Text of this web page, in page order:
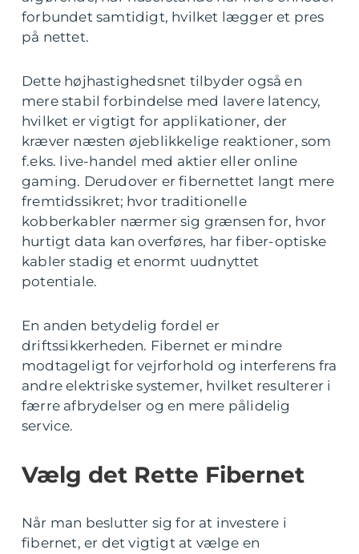
forbundet samtidigt, hvilket lægger et pres
på nettet.
Dette højhastighedsnet tilbyder også en
mere stabil forbindelse med lavere latency,
hvilket er vigtigt for applikationer, der
kræver næsten øjeblikkelige reaktioner, som
f.eks. live-handel med aktier eller online
gaming. Derudover er fibernettet langt mere
fremtidssikret; hvor traditionelle
kobberkabler nærmer sig grænsen for, hvor
hurtigt data kan overføres, har fiber-optiske
kabler stadig et enormt uudnyttet
potentiale.
En anden betydelig fordel er
driftssikkerheden. Fibernet er mindre
modtageligt for vejrforhold og interferens fra
andre elektriske systemer, hvilket resulterer i
færre afbrydelser og en mere pålidelig
service.
Vælg det Rette Fibernet
Når man beslutter sig for at investere i
fibernet, er det vigtigt at vælge en